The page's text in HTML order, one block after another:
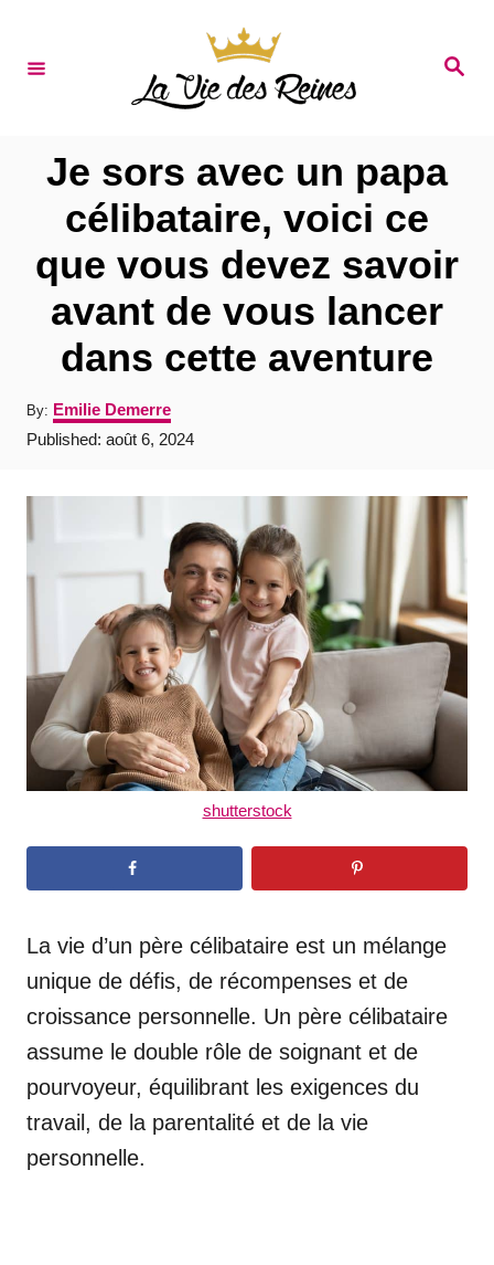
S
Je sors avec un papa
célibataire, voici ce
que vous devez savoir
avant de vous lancer
dans cette aventure
By: A
u
t
o
Emilie Demerre
P
d
o
Published: août 6, 2024
shutterstock
La vie d’un père célibataire est un mélange
unique de défis, de récompenses et de
croissance personnelle. Un père célibataire
assume le double rôle de soignant et de
pourvoyeur, équilibrant les exigences du
travail, de la parentalité et de la vie
personnelle.